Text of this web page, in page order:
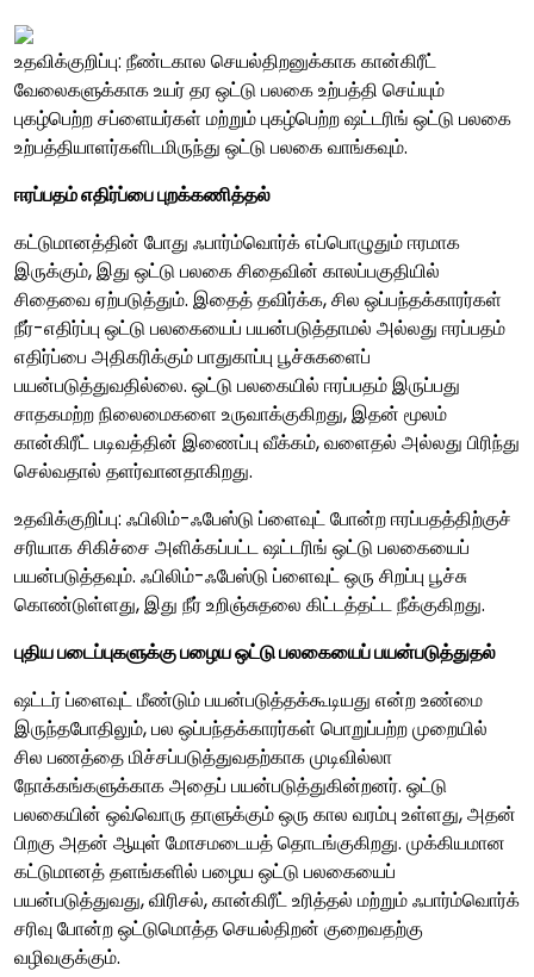
உதவிக்குறிப்பு: நீண்டகால செயல்திறனுக்காக கான்கிரீட்
வேலைகளுக்காக உயர் தர ஒட்டு பலகை உற்பத்தி செய்யும்
புகழ்பெற்ற சப்ளையர்கள் மற்றும் புகழ்பெற்ற ஷட்டரிங் ஒட்டு பலகை
உற்பத்தியாளர்களிடமிருந்து ஒட்டு பலகை வாங்கவும்.
ஈரப்பதம் எதிர்ப்பை புறக்கணித்தல்
கட்டுமானத்தின் போது ஃபார்ம்வொர்க் எப்பொழுதும் ஈரமாக
இருக்கும், இது ஒட்டு பலகை சிதைவின் காலப்பகுதியில்
சிதைவை ஏற்படுத்தும். இதைத் தவிர்க்க, சில ஒப்பந்தக்காரர்கள்
நீர்-எதிர்ப்பு ஒட்டு பலகையைப் பயன்படுத்தாமல் அல்லது ஈரப்பதம்
எதிர்ப்பை அதிகரிக்கும் பாதுகாப்பு பூச்சுகளைப்
பயன்படுத்துவதில்லை. ஒட்டு பலகையில் ஈரப்பதம் இருப்பது
சாதகமற்ற நிலைமைகளை உருவாக்குகிறது, இதன் மூலம்
கான்கிரீட் படிவத்தின் இணைப்பு வீக்கம், வளைதல் அல்லது பிரிந்து
செல்வதால் தளர்வானதாகிறது.
உதவிக்குறிப்பு: ஃபிலிம்-ஃபேஸ்டு ப்ளைவுட் போன்ற ஈரப்பதத்திற்குச்
சரியாக சிகிச்சை அளிக்கப்பட்ட ஷட்டரிங் ஒட்டு பலகையைப்
பயன்படுத்தவும். ஃபிலிம்-ஃபேஸ்டு ப்ளைவுட் ஒரு சிறப்பு பூச்சு
கொண்டுள்ளது, இது நீர் உறிஞ்சுதலை கிட்டத்தட்ட நீக்குகிறது.
புதிய படைப்புகளுக்கு பழைய ஒட்டு பலகையைப் பயன்படுத்துதல்
ஷட்டர் ப்ளைவுட் மீண்டும் பயன்படுத்தக்கூடியது என்ற உண்மை
இருந்தபோதிலும், பல ஒப்பந்தக்காரர்கள் பொறுப்பற்ற முறையில்
சில பணத்தை மிச்சப்படுத்துவதற்காக முடிவில்லா
நோக்கங்களுக்காக அதைப் பயன்படுத்துகின்றனர். ஒட்டு
பலகையின் ஒவ்வொரு தாளுக்கும் ஒரு கால வரம்பு உள்ளது, அதன்
பிறகு அதன் ஆயுள் மோசமடையத் தொடங்குகிறது. முக்கியமான
கட்டுமானத் தளங்களில் பழைய ஒட்டு பலகையைப்
பயன்படுத்துவது, விரிசல், கான்கிரீட் உரித்தல் மற்றும் ஃபார்ம்வொர்க்
சரிவு போன்ற ஒட்டுமொத்த செயல்திறன் குறைவதற்கு
வழிவகுக்கும்.